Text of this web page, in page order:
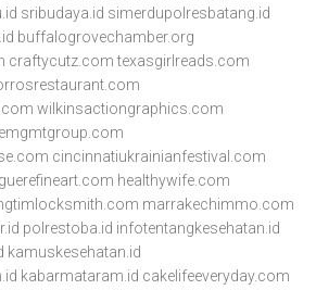
sribudaya.id simerdupolresbatang.id
buffalogrovechamber.org
craftycutz.com texasgirlreads.com
wilkinsactiongraphics.com
cincinnatiukrainianfestival.com
healthywife.com
marrakechimmo.com
polrestoba.id infotentangkesehatan.id
kamuskesehatan.id
kabarmataram.id cakelifeeveryday.com